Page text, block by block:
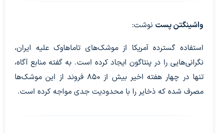
واشینگتن پست نوشت:
استفاده گسترده آمریکا از موشک‌های تاماهاوک علیه ایران،
نگرانی‌هایی را در پنتاگون ایجاد کرده است. به گفته منابع آگاه،
تنها در چهار هفته اخیر بیش از ۸۵۰ فروند از این موشک‌ها
مصرف شده که ذخایر را با محدودیت جدی مواجه کرده است.